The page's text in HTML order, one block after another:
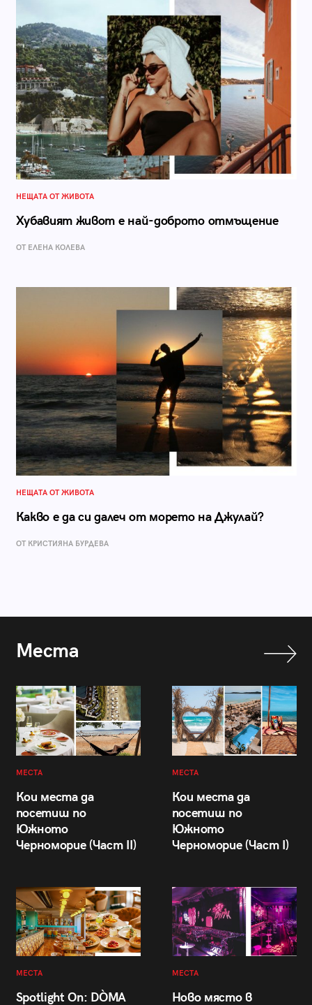
НЕЩАТА ОТ ЖИВОТА
Хубавият живот е най-доброто отмъщение
ОТ ЕЛЕНА КОЛЕВА
НЕЩАТА ОТ ЖИВОТА
Какво е да си далеч от морето на Джулай?
ОТ КРИСТИЯНА БУРДЕВА
Места
МЕСТА
Кои места да
посетиш по
Южното
Черноморие (Част II)
МЕСТА
Кои места да
посетиш по
Южното
Черноморие (Част I)
МЕСТА
Spotlight On: DÒMA
МЕСТА
Ново място в